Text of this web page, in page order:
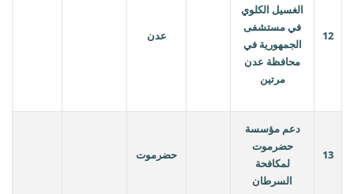
12
الغسيل الكلوي
في مستشفى
الجمهورية في
محافظة عدن
مرتين
عدن
13
دعم مؤسسة
حضرموت
لمكافحة
السرطان
حضرموت